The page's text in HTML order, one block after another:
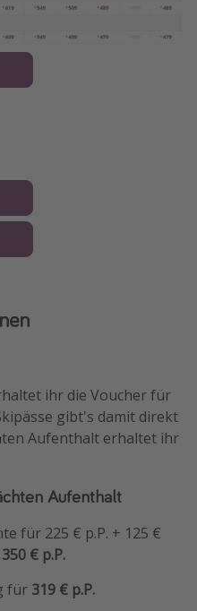
ihr die Voucher für
gibt's damit direkt
Aufenthalt erhaltet ihr
Aufenthalt
für 225 € p.P. + 125 €
350 € p.P.
für 319 € p.P.